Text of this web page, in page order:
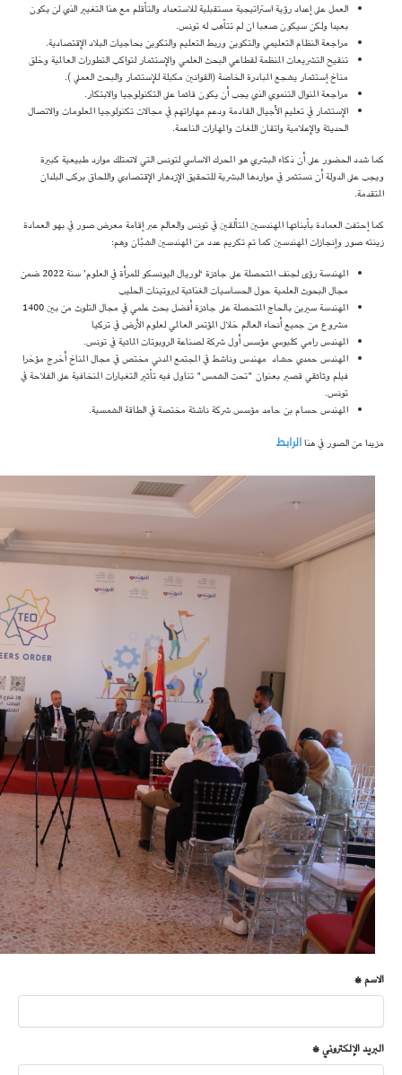
العمل على إعداد رؤية استراتيجية مستقبلية للاستعداد والتأقلم مع هذا التغيير الذي لن يكون
بعيدا ولكن سيكون صعبا ان لم تتأهب له تونس.
مراجعة النظام التعليمي والتكوين وربط التعليم والتكوين بحاجيات البلاد الإقتصادية.
تنقيح التشريعات المنظمة لقطاعي البحث العلمي والإستثمار لتواكب التطورات العالمية وخلق
مناخ إستثمار يشجع المبادرة الخاصة (القوانين مكبلة للإستثمار والبحث العملي ).
مراجعة المنوال التنموي الذي يجب أن يكون قائما على التكنولوجيا والابتكار.
الإستثمار في تعليم الأجيال القادمة ودعم مهاراتهم في مجالات تكنولوجيا المعلومات والاتصال
الحديثة والإعلامية واتقان اللغات والمهارات الناعمة.
كما شدد الحضور على أن ذكاء البشري هو المحرك الاساسي لتونس التي لاتمتلك موارد طبيعية كبيرة
ويجب على الدولة أن نستثمر في مواردها البشرية للتحقيق الإزدهار الإقتصادي واللحاق بركب البلدان
المتقدمة.
كما إحتفت العمادة بأبنائها المهندسين المتألقين في تونس والعالم عبر إقامة معرض صور في بهو العمادة
زينته صور وإنجازات المهندسين كما تم تكريم عدد من المهندسين الشبّان وهم:
المهندسة رؤى لجنف المتحصلة على جائزة ‘لوريال اليونسكو للمرأة في العلوم’ سنة 2022 ضمن
مجال البحوث العلمية حول الحساسيات الغذائية لبروتينات الحليب
المهندسة سيرين بالحاج المتحصلة على جائزة أفضل بحث علمي في مجال التلوث من بين 1400
مشروع من جميع أنحاء العالم خلال المؤتمر العالمي لعلوم الأرض في تركيا
المهندس رامي كلبوسي مؤسس أول شركة لصناعة الروبوتات المائية في تونس.
المهندس حمدي حشاد مهندس وناشط في المجتمع المدني مختص في مجال المناخ أخرج مؤخرا
فيلم وثائقي قصير بعنوان "تحت الشمس" تناول فيه تأثير التغيارات المنخافية على الفلاحة في
تونس.
المهندس حسام بن حامد مؤسس شركة ناشئة مختصة في الطاقة الشمسية.
مزيدا من الصور في هذاالرابط
الاسم *
البريد الإلكتروني *